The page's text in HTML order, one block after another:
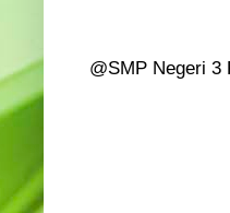
@SMP Negeri 3